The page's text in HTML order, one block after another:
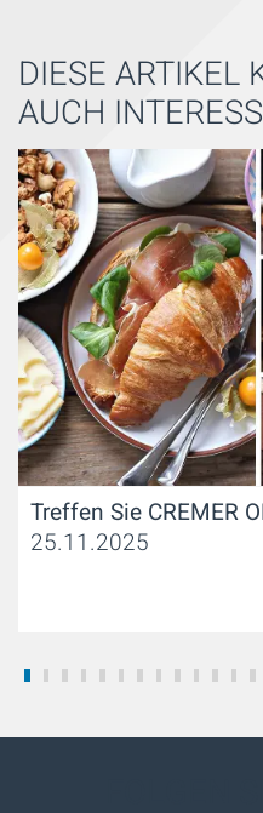
DIESE ARTIKEL
AUCH
Treffen Sie CREMER
25.11.2025